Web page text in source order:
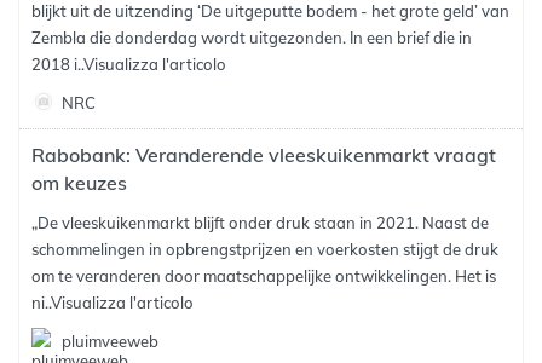
blijkt uit de uitzending ‘De uitgeputte bodem - het grote geld’ van
Zembla die donderdag wordt uitgezonden. In een brief die in
2018 i..Visualizza l'articolo
NRC
Rabobank: Veranderende vleeskuikenmarkt vraagt
om keuzes
„De vleeskuikenmarkt blijft onder druk staan in 2021. Naast de
schommelingen in opbrengstprijzen en voerkosten stijgt de druk
om te veranderen door maatschappelijke ontwikkelingen. Het is
ni..Visualizza l'articolo
pluimveeweb